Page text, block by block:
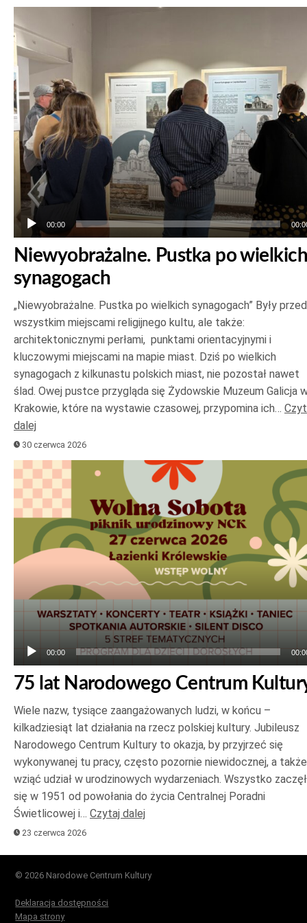
plików
dźwiękowych
00:00
Niewyobrażalne. Pustka po wielkich
synagogach
„Niewyobrażalne. Pustka po wielkich synagogach” Były
wszystkim miejscami religijnego kultu, ale także:
architektonicznymi perłami, punktami orientacyjnymi i
kluczowymi miejscami na mapie miast. Dziś po wielkich
synagogach z kilkunastu polskich miast, nie pozostał nawet
ślad. Owej pustce przygląda się Żydowskie Muzeum Galicja
Krakowie, które na wystawie czasowej, przypomina ich…
dalej
30 czerwca 2026
Odtwarzacz
plików
dźwiękowych
00:00
75 lat Narodowego Centrum
Wiele nazw, tysiące zaangażowanych ludzi, w końcu –
kilkadziesiąt lat działania na rzecz polskiej kultury. Jubileusz
Narodowego Centrum Kultury to okazja, by przyjrzeć się
wykonywanej tu pracy, często pozornie niewidocznej, a także
wziąć udział w urodzinowych wydarzeniach. Wszystko
się w 1951 od powołania do życia Centralnej Poradni
Świetlicowej i… Czytaj dalej
23 czerwca 2026
© 2026 Narodowe Centrum Kultury
Deklaracja dostępności
Mapa strony